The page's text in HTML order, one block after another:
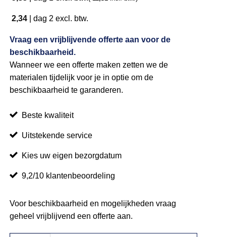
2,34 |dag 2 excl. btw.
Vraag een vrijblijvende offerte aan voor de
beschikbaarheid.
Wanneer we een offerte maken zetten we de
materialen tijdelijk voor je in optie om de
beschikbaarheid te garanderen.
Beste kwaliteit
Uitstekende service
Kies uw eigen bezorgdatum
9,2/10 klantenbeoordeling
Voor beschikbaarheid en mogelijkheden vraag
geheel vrijblijvend een offerte aan.